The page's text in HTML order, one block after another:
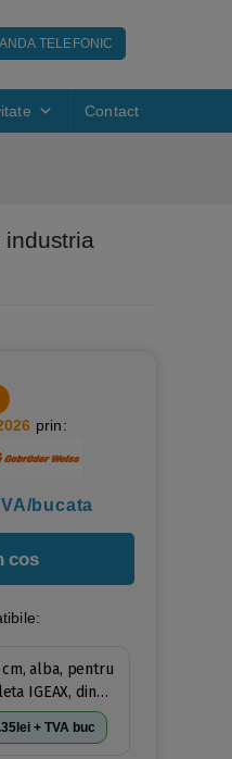
TELEFONIC
Contact
industria
prin:
bucata
cos
IGEAX, din
rezistenta
121 °C,
+ TVA buc